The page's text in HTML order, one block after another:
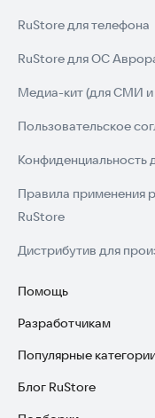
RuStore для телефона
RuStore для ОС
Медиа-кит (для СМИ и
Пользовательское
Конфиденциальность
Правила применения
RuStore
Дистрибутив для
Помощь
Установка RuStore на
Установка RuStore на
Установка RuStore в
Разработчикам
Зарабатывать с
Стать разработчиком
Популярные
Игры для Android
Блог RuStore